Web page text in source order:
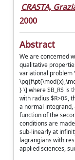
CRASTA,
2000
Abstract
We are concerned
qualitative
variational problem
} \] where $B_R$ is
with radius $R>0$,
a normal integrand,
function of the
conditions are
sub-linearly at
lagrangians with
applied sciences,